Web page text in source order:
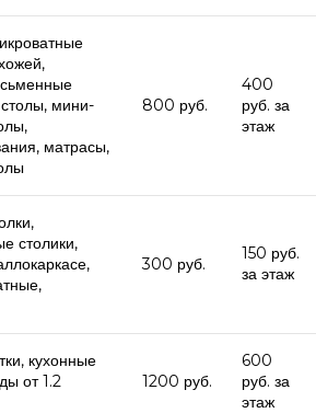
мини-
матрасы,
800 руб.
400
руб. за
этаж
столики,
300 руб.
150 руб.
за этаж
кухонные
от 1.2
1200 руб.
600
руб. за
этаж